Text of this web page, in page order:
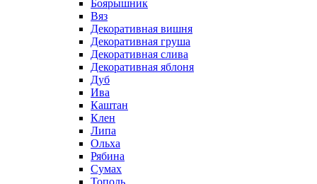
Боярышник
Вяз
Декоративная вишня
Декоративная груша
Декоративная слива
Декоративная яблоня
Дуб
Ива
Каштан
Клен
Липа
Ольха
Рябина
Сумах
Тополь